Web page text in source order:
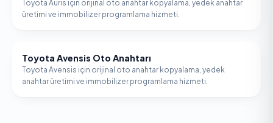
Toyota Auris için orijinal oto anahtar kopyalama, yedek anahtar
üretimi ve immobilizer programlama hizmeti.
TOYOTA
Toyota Avensis Oto Anahtarı
Toyota Avensis için orijinal oto anahtar kopyalama, yedek
anahtar üretimi ve immobilizer programlama hizmeti.